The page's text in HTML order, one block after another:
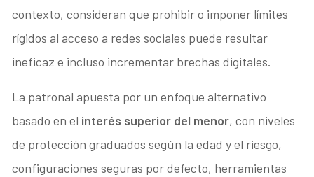
contexto, consideran que prohibir o imponer límites
rígidos al acceso a redes sociales puede resultar
ineficaz e incluso incrementar brechas digitales.
La patronal apuesta por un enfoque alternativo
basado en el interés superior del menor, con niveles
de protección graduados según la edad y el riesgo,
configuraciones seguras por defecto, herramientas